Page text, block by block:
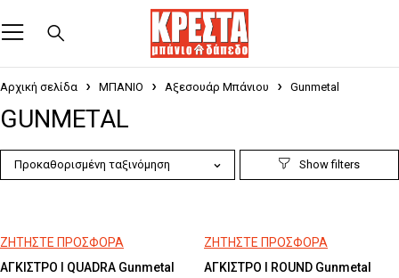
Αρχική σελίδα ΜΠΑΝΙΟ Αξεσουάρ Μπάνιου Gunmetal
GUNMETAL
Προκαθορισμένη ταξινόμηση
ΖΗΤΗΣΤΕ ΠΡΟΣΦΟΡΑ
ΑΓΚΙΣΤΡΟ I QUADRA Gunmetal
ΖΗΤΗΣΤΕ ΠΡΟΣΦΟΡΑ
ΑΓΚΙΣΤΡΟ I ROUND Gunmetal